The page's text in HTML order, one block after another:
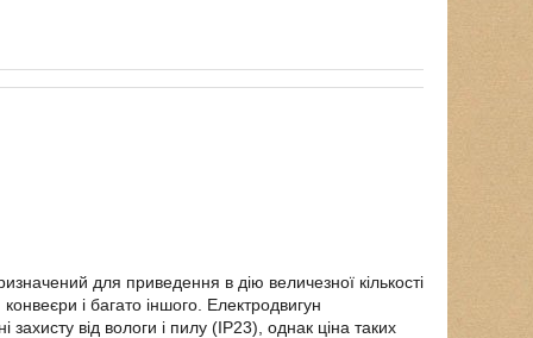
для приведення в дію величезної кількості
і багато іншого. Електродвигун
захисту від вологи і пилу (IP23), однак ціна таких